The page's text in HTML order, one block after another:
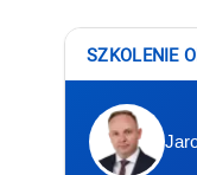
SZKOLENIE